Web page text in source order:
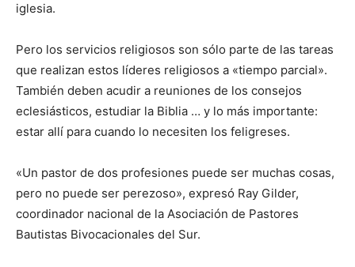
iglesia.
Pero los servicios religiosos son sólo parte de las tareas
que realizan estos líderes religiosos a «tiempo parcial».
También deben acudir a reuniones de los consejos
eclesiásticos, estudiar la Biblia … y lo más importante:
estar allí para cuando lo necesiten los feligreses.
«Un pastor de dos profesiones puede ser muchas cosas,
pero no puede ser perezoso», expresó Ray Gilder,
coordinador nacional de la Asociación de Pastores
Bautistas Bivocacionales del Sur.